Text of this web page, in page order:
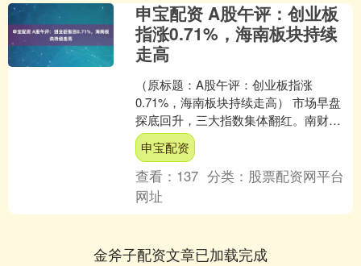
申宝配资 A股午评：创业板
指涨0.71%，海南板块持续
走高
（原标题：A股午评：创业板指涨
0.71%，海南板块持续走高） 市场早盘
探底回升，三大指数集体翻红。南财金
融终端显示，截至早盘收盘，沪指涨
0.21%，深成指涨0.....
申宝配资
查看： 137 分类： 股票配资网平台
网址
金斧子配资文章已加载完成